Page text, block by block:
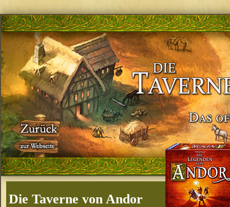
Die Taverne von Andor